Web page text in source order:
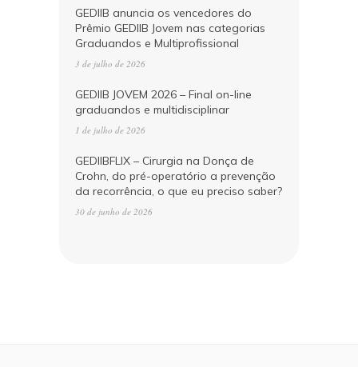
GEDIIB anuncia os vencedores do
Prêmio GEDIIB Jovem nas categorias
Graduandos e Multiprofissional
3 de julho de 2026
GEDIIB JOVEM 2026 – Final on-line
graduandos e multidisciplinar
1 de julho de 2026
GEDIIBFLIX – Cirurgia na Donça de
Crohn, do pré-operatório a prevenção
da recorrência, o que eu preciso saber?
30 de junho de 2026